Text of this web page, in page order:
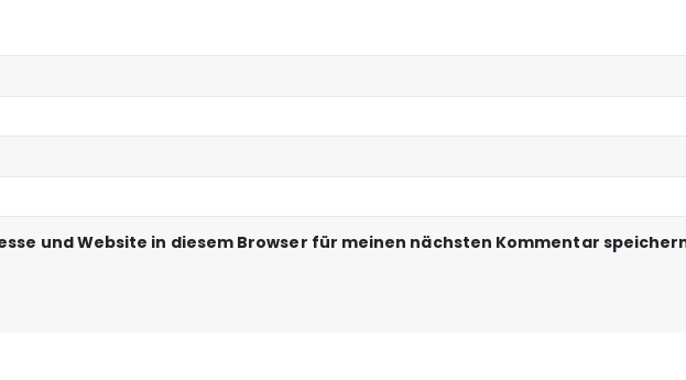
und Website in diesem Browser für meinen nächsten Kommentar